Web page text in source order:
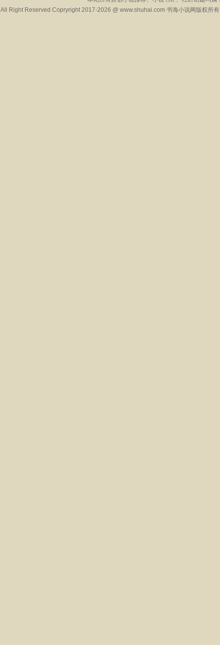
All Right Reserved Copryright 2017-2026 @ www.shuhai.com 书海小说网版权所